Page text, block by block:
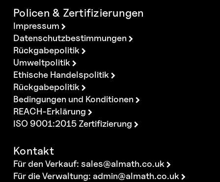
Policen & Zertifizierungen
Impressum
Datenschutzbestimmungen
Rückgabepolitik
Umweltpolitik
Ethische Handelspolitik
Rückgabepolitik
Bedingungen und Konditionen
REACH-Erklärung
ISO 9001:2015 Zertifizierung
Kontakt
Für den Verkauf:sales@almath.co.uk
Für die Verwaltung: admin@almath.co.uk